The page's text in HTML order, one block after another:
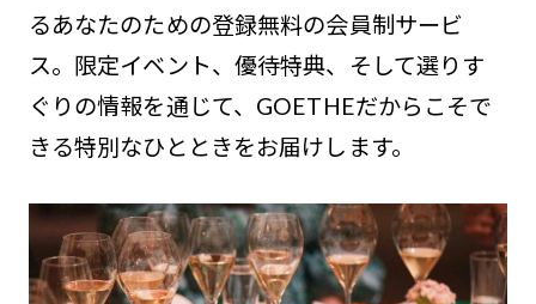
るあなたのための登録無料の会員制サービ
ス。限定イベント、優待特典、そして選りす
ぐりの情報を通じて、GOETHEだからこそで
きる特別なひとときをお届けします。